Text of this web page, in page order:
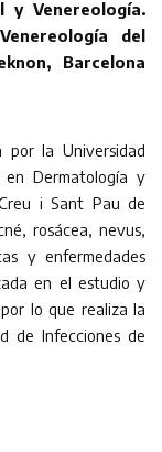
y Venereología.
del
Barcelona
por la Universidad
Dermatología y
i Sant Pau de
rosácea, nevus,
y enfermedades
en el estudio y
lo que realiza la
de Infecciones de